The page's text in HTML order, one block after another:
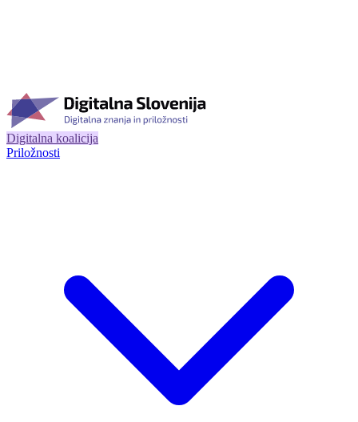
Digitalna koalicija
Priložnosti